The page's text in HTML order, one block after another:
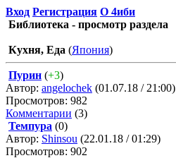
Вход Регистрация О 4иби
Библиотека - просмотр раздела
Кухня, Еда (Япония)
Пурин (+3)
Автор: angelochek (01.07.18 / 21:00)
Просмотров: 982
Комментарии (3)
Темпура (0)
Автор: Shinsou (22.01.18 / 01:29)
Просмотров: 902